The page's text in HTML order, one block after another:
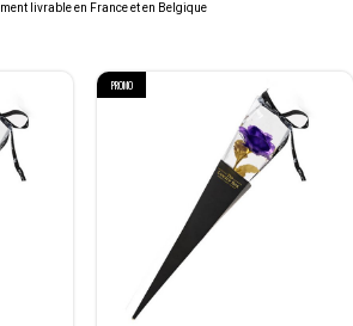
livrable en France et en Belgique
PROMO